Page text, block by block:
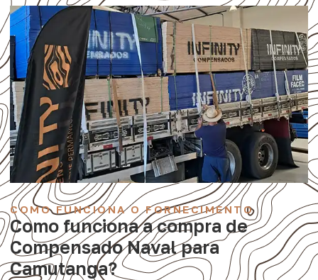
COMO FUNCIONA O FORNECIMENTO
Como funciona a compra de
Compensado Naval para
Camutanga?